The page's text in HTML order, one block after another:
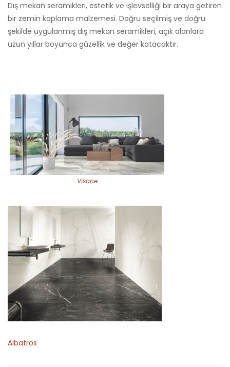
Dış mekan seramikleri, estetik ve işlevselliği bir araya getiren
bir zemin kaplama malzemesi. Doğru seçilmiş ve doğru
şekilde uygulanmış dış mekan seramikleri, açık alanlara
uzun yıllar boyunca güzellik ve değer katacaktır.
Visone
Albatros